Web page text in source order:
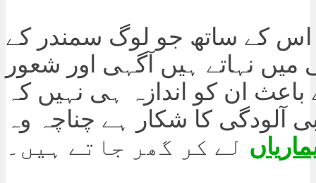
اس کے ساتھ جو لوگ سمندر کے
میں نہاتے ہیں آگہی اور شعور
ان کو اندازہ ہی نہیں کہ
آلودگی کا شکار ہے چناچہ وہ
لے کر گھر جاتے ہیں۔